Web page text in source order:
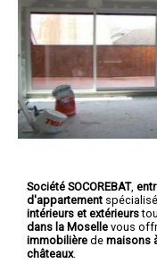
Société SOCOREBAT,
d'appartement
intérieurs et extérieurs
dans la Moselle vous
immobilière de maisons
châteaux.